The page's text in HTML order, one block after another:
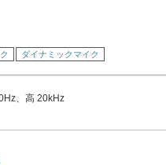
ダイナミックマイク
、高 20kHz